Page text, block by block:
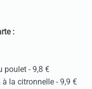
:
poulet - 9,8 €
la citronnelle - 9,9 €